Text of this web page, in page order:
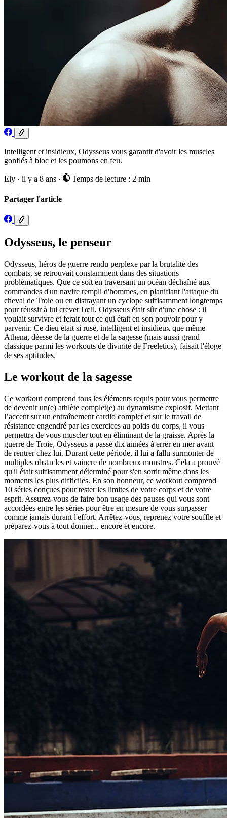
Intelligent et insidieux, Odysseus vous garantit d'avoir les muscles
gonflés à bloc et les poumons en feu.
Ely · il y a 8 ans · Temps de lecture : 2 min
Partager l'article
Odysseus, le penseur
Odysseus, héros de guerre rendu perplexe par la brutalité des
combats, se retrouvait constamment dans des situations
problématiques. Que ce soit en traversant un océan déchaîné aux
commandes d'un navire rempli d'hommes, en planifiant l'attaque du
cheval de Troie ou en distrayant un cyclope suffisamment longtemps
pour réussir à lui crever l'œil, Odysseus était sûr d'une chose : il
voulait survivre et ferait tout ce qui était en son pouvoir pour y
parvenir. Ce dieu était si rusé, intelligent et insidieux que même
Athena, déesse de la guerre et de la sagesse (mais aussi grand
classique parmi les workouts de divinité de Freeletics), faisait l'éloge
de ses aptitudes.
Le workout de la sagesse
Ce workout comprend tous les éléments requis pour vous permettre
de devenir un(e) athlète complet(e) au dynamisme explosif. Mettant
l’accent sur un entraînement cardio complet et sur le travail de
résistance engendré par les exercices au poids du corps, il vous
permettra de vous muscler tout en éliminant de la graisse. Après la
guerre de Troie, Odysseus a passé dix années à errer en mer avant
de rentrer chez lui. Durant cette période, il lui a fallu surmonter de
multiples obstacles et vaincre de nombreux monstres. Cela a prouvé
qu'il était suffisamment déterminé pour s'en sortir même dans les
moments les plus difficiles. En son honneur, ce workout comprend
10 séries conçues pour tester les limites de votre corps et de votre
esprit. Assurez-vous de faire bon usage des pauses qui vous sont
accordées entre les séries pour être en mesure de vous surpasser
comme jamais durant l'effort. Arrêtez-vous, reprenez votre souffle et
préparez-vous à tout donner... encore et encore.